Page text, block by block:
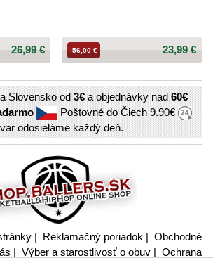
26,99 € 23,99 €
-56,00 €
Slovensko od3€a objednávky nad60€
Poštovné do Čiech9.90€
odosieláme každý deň.
| Reklamačný poriadok | Obchodné
| Výber a starostlivosť o obuv | Ochrana